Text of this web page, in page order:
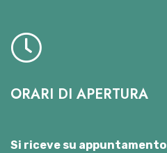
ORARI DI APERTURA
Si riceve su appuntamento